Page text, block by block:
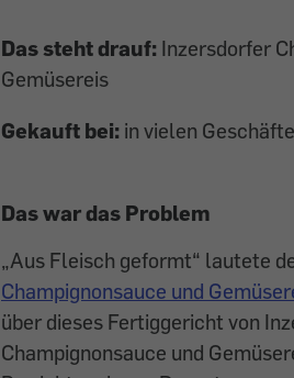
Das steht drauf: Inzersdorfer
Gemüsereis
Gekauft bei: in vielen
Das war das Problem
„Aus Fleisch geformt“ lautete
Champignonsauce und
über dieses Fertiggericht von
Champignonsauce und